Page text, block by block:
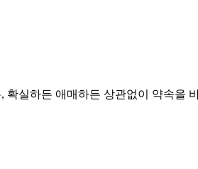
실하든 애매하든 상관없이 약속을